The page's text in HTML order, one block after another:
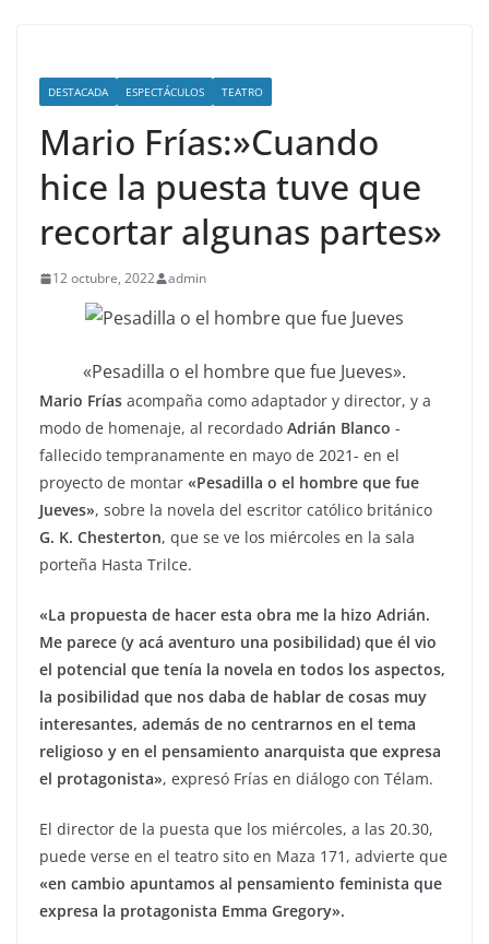
DESTACADA ESPECTÁCULOS TEATRO
Mario Frías:»Cuando
hice la puesta tuve que
recortar algunas partes»
12 octubre, 2022 admin
«Pesadilla o el hombre que fue Jueves».
Mario Frías acompaña como adaptador y director, y a
modo de homenaje, al recordado Adrián Blanco -
fallecido tempranamente en mayo de 2021- en el
proyecto de montar «Pesadilla o el hombre que fue
Jueves», sobre la novela del escritor católico británico
G. K. Chesterton, que se ve los miércoles en la sala
porteña Hasta Trilce.
«La propuesta de hacer esta obra me la hizo Adrián.
Me parece (y acá aventuro una posibilidad) que él vio
el potencial que tenía la novela en todos los aspectos,
la posibilidad que nos daba de hablar de cosas muy
interesantes, además de no centrarnos en el tema
religioso y en el pensamiento anarquista que expresa
el protagonista», expresó Frías en diálogo con Télam.
El director de la puesta que los miércoles, a las 20.30,
puede verse en el teatro sito en Maza 171, advierte que
«en cambio apuntamos al pensamiento feminista que
expresa la protagonista Emma Gregory».